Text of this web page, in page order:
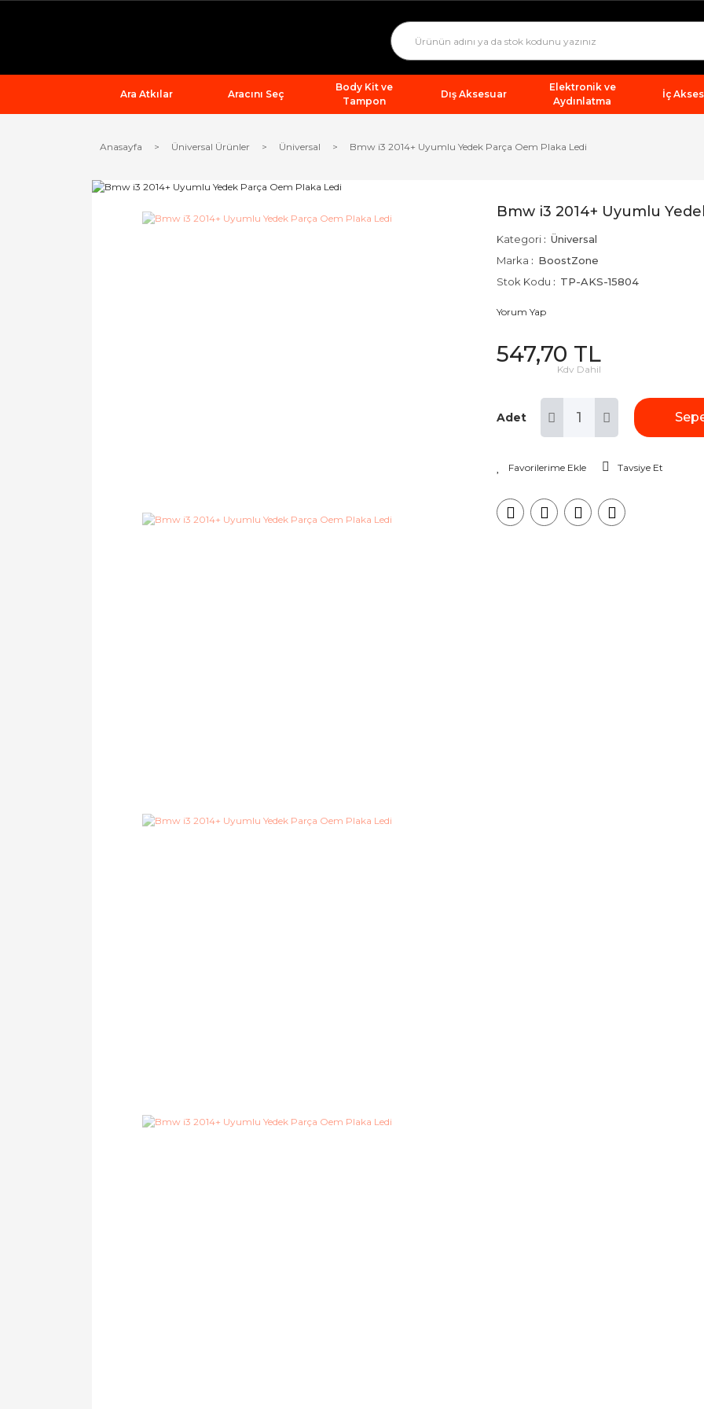
Ara Atkılar Aracını Seç
Body Kit ve
Tampon
Dış Aksesuar
Elektronik ve
Aydınlatma
İç
Anasayfa Üniversal Ürünler Üniversal Bmw i3 2014+ Uyumlu Yedek Parça Oem Plaka Ledi
Bmw i3 2014+ Uyumlu
Kategori
Üniversal
Marka
BoostZone
Stok Kodu
TP-AKS-15804
Yorum Yap
547,70 TL
Kdv Dahil
Adet
Tavsiye Et